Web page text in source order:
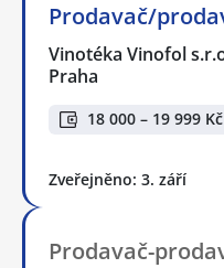
Prodavač/
Vinotéka Vinofol
Praha
18 000 – 19 999 Kč
Zveřejněno: 3. září
Prodavač-